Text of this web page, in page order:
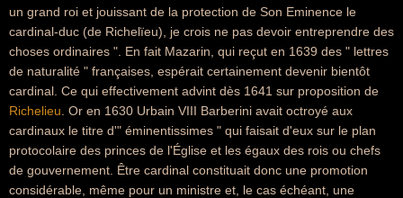
un grand roi et jouissant de la protection de Son Eminence le
cardinal-duc (de Richelïeu), je crois ne pas devoir entreprendre des
choses ordinaires ". En fait Mazarin, qui reçut en 1639 des " lettres
de naturalité " françaises, espérait certainement devenir bientôt
cardinal. Ce qui effectivement advint dès 1641 sur proposition de
Richelieu . Or en 1630 Urbain VIII Barberini avait octroyé aux
cardinaux le titre d'" éminentissimes " qui faisait d'eux sur le plan
protocolaire des princes de l'Église et les égaux des rois ou chefs
de gouvernement. Être cardinal constituait donc une promotion
considérable, même pour un ministre et, le cas échéant, une